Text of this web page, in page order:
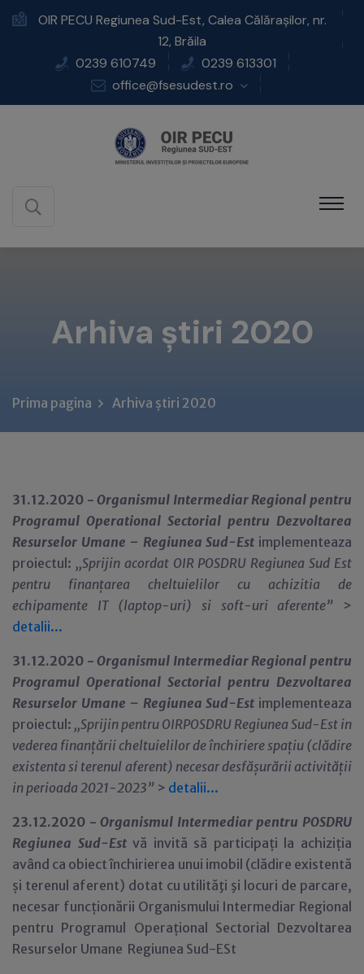
OIR PECU Regiunea Sud-Est, Calea Călărașilor, nr.
12, Brăila
0239 610749
0239 613301
office@fsesudest.ro
Arhiva știri 2020
Prima pagina Arhiva știri 2020
31.12.2020 - Organismul Intermediar Regional pentru
Programul Operational Sectorial pentru Dezvoltarea
Resurselor Umane – Regiunea Sud-Est implementeaza
proiectul: ,,Sprijin acordat OIR POSDRU Regiunea Sud Est
pentru finanțarea cheltuielilor cu achizitia de
echipamente IT (laptop-uri) si soft-uri aferente” >
detalii...
31.12.2020 - Organismul Intermediar Regional pentru
Programul Operational Sectorial pentru Dezvoltarea
Resurselor Umane – Regiunea Sud-Est implementeaza
proiectul: ,,Sprijin pentru OIRPOSDRU Regiunea Sud-Est in
vederea finanțării cheltuielilor de închiriere spațiu (clădire
existenta si terenul aferent) necesar desfășurării activității
in perioada 2021-2023” > detalii...
23.12.2020 - Organismul Intermediar pentru POSDRU
Regiunea Sud-Estvă invită să participați la achiziția
având ca obiect închirierea unui imobil (clădire existentă
și terenul aferent) dotat cu utilităţi şi locuri de parcare,
necesar funcționării Organismului Intermediar Regional
pentru Programul Operațional Sectorial Dezvoltarea
Resurselor Umane Regiunea Sud-ESt